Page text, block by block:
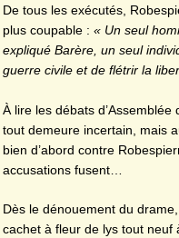
De tous les exécutés,
plus coupable : « Un seul
expliqué Barère, un seul
guerre civile et de flétrir la
À lire les débats
tout demeure incertain, mais
bien d’abord contre
accusations fusent…
Dès le dénouement du
cachet à fleur de lys tout neuf